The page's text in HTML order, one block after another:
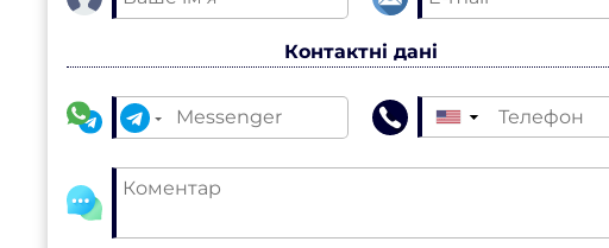
Контактні дані
▼